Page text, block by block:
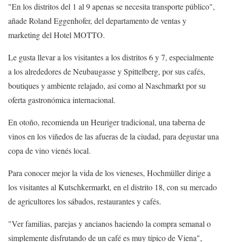
"En los distritos del 1 al 9 apenas se necesita transporte público",
añade Roland Eggenhofer, del departamento de ventas y
marketing del Hotel MOTTO.
Le gusta llevar a los visitantes a los distritos 6 y 7, especialmente
a los alrededores de Neubaugasse y Spittelberg, por sus cafés,
boutiques y ambiente relajado, así como al Naschmarkt por su
oferta gastronómica internacional.
En otoño, recomienda un Heuriger tradicional, una taberna de
vinos en los viñedos de las afueras de la ciudad, para degustar una
copa de vino vienés local.
Para conocer mejor la vida de los vieneses, Hochmüller dirige a
los visitantes al Kutschkermarkt, en el distrito 18, con su mercado
de agricultores los sábados, restaurantes y cafés.
"Ver familias, parejas y ancianos haciendo la compra semanal o
simplemente disfrutando de un café es muy típico de Viena",